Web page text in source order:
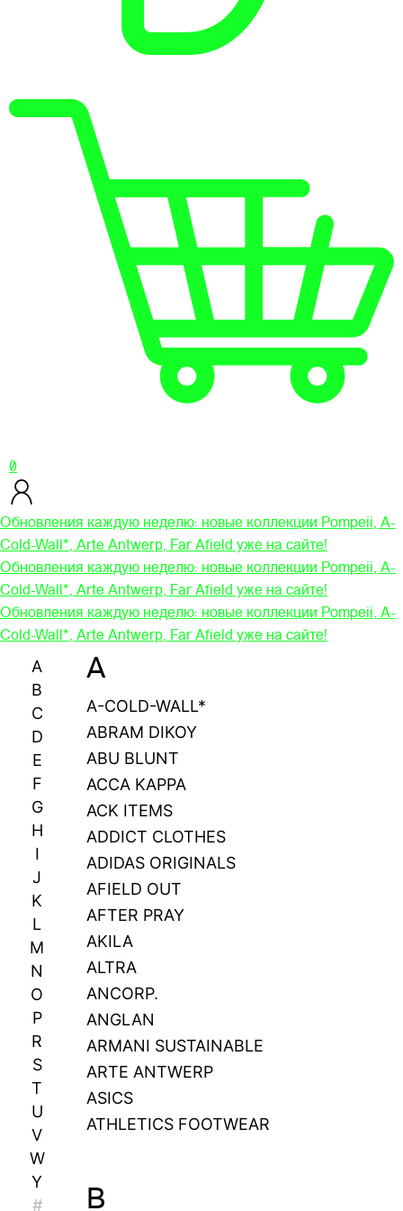
0
Обновления каждую неделю: новые коллекции Pompeii, A-
Cold-Wall*, Arte Antwerp, Far Afield уже на сайте!
Обновления каждую неделю: новые коллекции Pompeii, A-
Cold-Wall*, Arte Antwerp, Far Afield уже на сайте!
Обновления каждую неделю: новые коллекции Pompeii, A-
Cold-Wall*, Arte Antwerp, Far Afield уже на сайте!
A
B
C
D
E
F
G
H
I
J
K
L
M
N
O
P
R
S
T
U
V
W
Y
#
A
A-COLD-WALL*
ABRAM DIKOY
ABU BLUNT
ACCA KAPPA
ACK ITEMS
ADDICT CLOTHES
ADIDAS ORIGINALS
AFIELD OUT
AFTER PRAY
AKILA
ALTRA
ANCORP.
ANGLAN
ARMANI SUSTAINABLE
ARTE ANTWERP
ASICS
ATHLETICS FOOTWEAR
B